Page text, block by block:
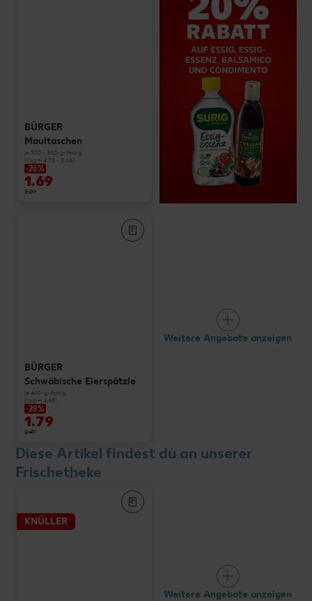
BÜRGER
Maultaschen
je 300 - 360-g-Packg.
(1 kg = 4.70 - 5.64)
-26%
1.69
2.29
BÜRGER
Schwäbische Eierspätzle
je 400-g-Packg.
(1 kg = 4.48)
-28%
1.79
2.49
Weitere Angebote anzeigen
Diese Artikel findest du an unserer
Frischetheke
KNÜLLER
Weitere Angebote anzeigen